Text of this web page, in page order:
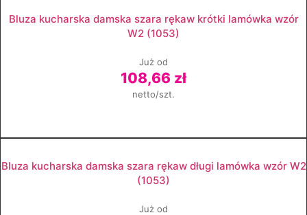
Bluza kucharska damska szara rękaw krótki lamówka wzór
W2 (1053)
Już od
108,66 zł
netto/szt.
Bluza kucharska damska szara rękaw długi lamówka wzór W2
(1053)
Już od